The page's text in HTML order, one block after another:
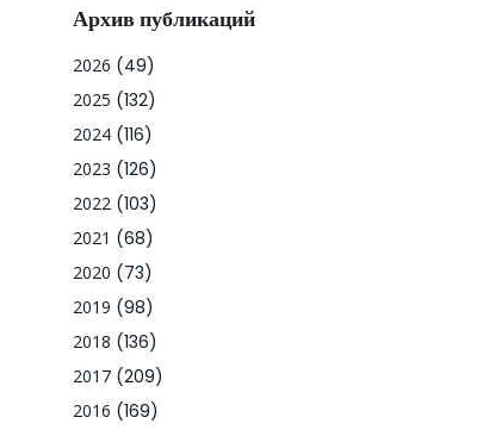
Архив публикаций
2026 (49)
2025 (132)
2024 (116)
2023 (126)
2022 (103)
2021 (68)
2020 (73)
2019 (98)
2018 (136)
2017 (209)
2016 (169)